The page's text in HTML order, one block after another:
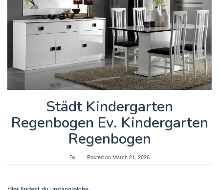
Städt Kindergarten
Regenbogen Ev. Kindergarten
Regenbogen
By Posted onMarch 21, 2026